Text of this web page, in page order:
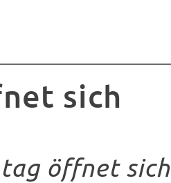
sich
öffnet sich